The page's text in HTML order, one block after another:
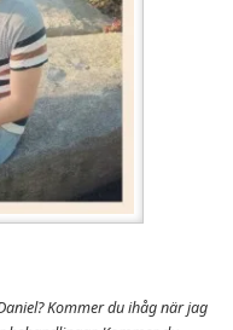
Kommer du ihåg när jag